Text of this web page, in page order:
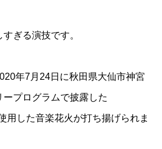
ぎる演技です。
年7月24日に秋田県大仙市神宮
プログラムで披露した
用した音楽花火が打ち揚げられま